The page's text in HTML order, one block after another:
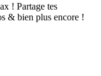
! Partage tes
& bien plus encore !